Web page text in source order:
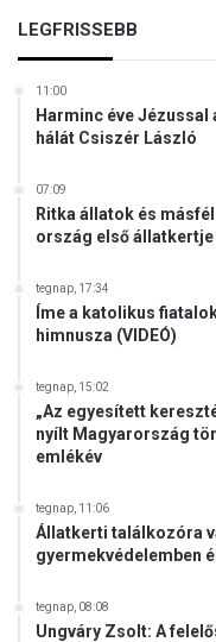
LEGFRISSEBB
11:00
Harminc éve
hálát Csiszér László
07:09
Ritka állatok és
ország első állatkertje
tegnap, 17:34
Íme a katolikus
himnusza (VIDEÓ)
tegnap, 15:02
„Az egyesített
nyílt Magyarország
emlékév
tegnap, 11:06
Állatkerti találkozóra
gyermekvédelemben
tegnap, 08:08
Ungváry Zsolt: A